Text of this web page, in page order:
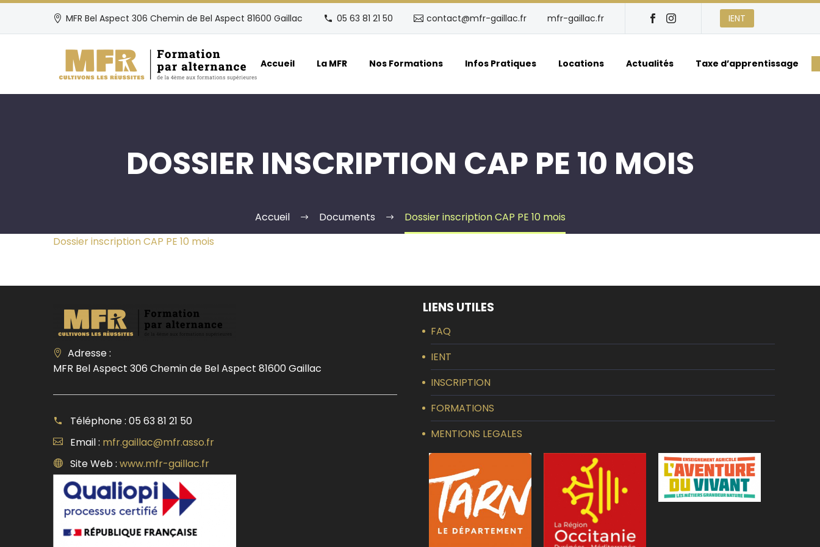
MFR Bel Aspect 306 Chemin de Bel Aspect 81600 Gaillac 05 63 81 21 50 contact@mfr-gaillac.fr mfr-gaillac.fr IENT
Accueil La MFR Nos Formations Infos Pratiques Locations Actualités Taxe d’apprentissage
DOSSIER INSCRIPTION CAP PE 10 MOIS
Accueil Documents
Dossier inscription CAP PE 10 mois
Dossier inscription CAP PE 10 mois
Adresse :
MFR Bel Aspect 306 Chemin de Bel Aspect 81600 Gaillac
Téléphone : 05 63 81 21 50
Email : mfr.gaillac@mfr.asso.fr
Site Web : www.mfr-gaillac.fr
LIENS UTILES
FAQ
IENT
INSCRIPTION
FORMATIONS
MENTIONS LEGALES